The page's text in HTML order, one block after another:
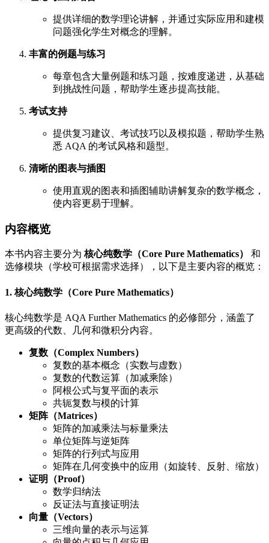
提供详细的数学理论讲解，并通过实际应用和建模
问题强化学生对概念的理解。
丰富的例题与练习
每章包含大量例题和练习题，按难度递进，从基础
到挑战性问题，帮助学生逐步提高技能。
考试支持
提供复习建议、考试技巧以及模拟题，帮助学生熟
悉 AQA 的考试风格和题型。
清晰的图表与插图
使用直观的图表和插图辅助讲解复杂的数学概念，
使内容更易于理解。
内容概览
本书内容主要分为 核心纯数学（Core Pure Mathematics）
和
选修模块（学校可根据需求选择），以下是主要内容的概览：
1. 核心纯数学（Core Pure Mathematics）
核心纯数学是 AQA Further Mathematics 的必修部分，涵盖了
更高级的代数、几何和微积分内容。
复数（Complex Numbers）
复数的基本概念（实数与虚数）
复数的代数运算（加减乘除）
阿根公式与复平面的表示
共轭复数与模的计算
矩阵（Matrices）
矩阵的加减乘法与标量乘法
单位矩阵与逆矩阵
矩阵的行列式与应用
矩阵在几何变换中的应用（如旋转、反射、缩放）
证明（Proof）
数学归纳法
反证法与直接证明法
向量（Vectors）
三维向量的表示与运算